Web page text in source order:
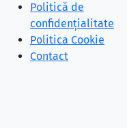
Politică de
confidențialitate
Politica Cookie
Contact